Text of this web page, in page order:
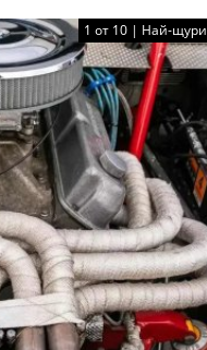
1 от 10 | Най-